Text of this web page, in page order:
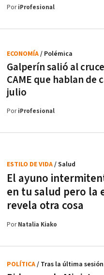
PoriProfesional
Galperín salió al
CAME que hablan de
julio
ECONOMÍA/ Polémica
PoriProfesional
El ayuno
en tu salud pero la
revela otra cosa
ESTILO DE VIDA/ Salud
PorNatalia Kiako
POLÍTICA/ Tras la última sesión